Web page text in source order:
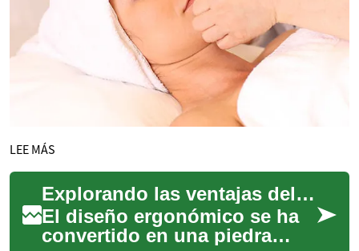
LEE MÁS
Explorando las ventajas del apoyo ergonómico
El diseño ergonómico se ha
convertido en una piedra